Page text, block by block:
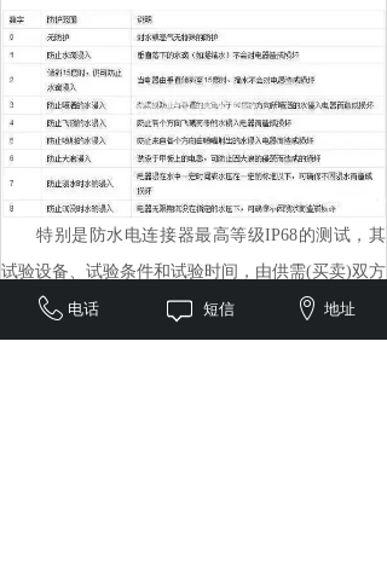
特别是防水电连接器最高等级IP68的测试，其
试验设备、试验条件和试验时间，由供需(买卖)双方
商定，其严酷程度自然比其下面的防护等级要高得
多。例如，Bulgin(包锦)的防水电连接器的IP68防水
电话 短信 地址